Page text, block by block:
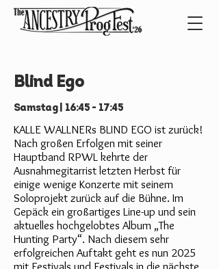
Blind Ego
Samstag | 16:45 - 17:45
KALLE WALLNERs BLIND EGO ist zurück!
Nach großen Erfolgen mit seiner
Hauptband RPWL kehrte der
Ausnahmegitarrist letzten Herbst für
einige wenige Konzerte mit seinem
Soloprojekt zurück auf die Bühne. Im
Gepäck ein großartiges Line-up und sein
aktuelles hochgelobtes Album „The
Hunting Party“. Nach diesem sehr
erfolgreichen Auftakt geht es nun 2025
mit Festivals und Festivals in die nächste